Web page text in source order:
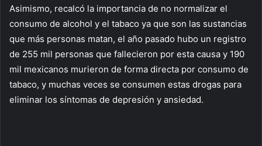
Asimismo, recalcó la importancia de no normalizar el
consumo de alcohol y el tabaco ya que son las sustancias
que más personas matan, el año pasado hubo un registro
de 255 mil personas que fallecieron por esta causa y 190
mil mexicanos murieron de forma directa por consumo de
tabaco, y muchas veces se consumen estas drogas para
eliminar los síntomas de depresión y ansiedad.